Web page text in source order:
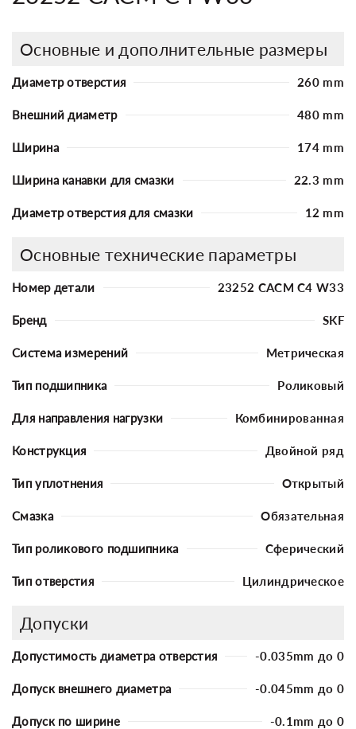
Основные и дополнительные размеры
Диаметр отверстия 260 mm
Внешний диаметр 480 mm
Ширина 174 mm
Ширина канавки для смазки 22.3 mm
Диаметр отверстия для смазки 12 mm
Основные технические параметры
Номер детали 23252 CACM C4 W33
Бренд SKF
Система измерений Метрическая
Тип подшипника Роликовый
Для направления нагрузки Комбинированная
Конструкция Двойной ряд
Тип уплотнения Открытый
Смазка Обязательная
Тип роликового подшипника Сферический
Тип отверстия Цилиндрическое
Допуски
Допустимость диаметра отверстия -0.035mm до 0
Допуск внешнего диаметра -0.045mm до 0
Допуск по ширине -0.1mm до 0